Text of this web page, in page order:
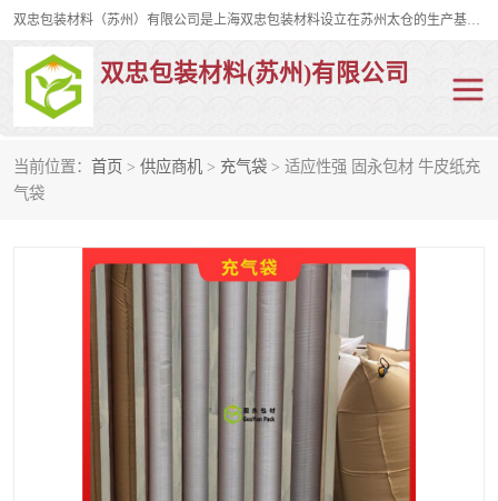
双忠包装材料（苏州）有限公司是上海双忠包装材料设立在苏州太仓的生产基地，占地约2万平米，产品主要有打孔缠绕膜，拉伸蜂窝纸，集装箱充气袋，滑托板，打包带，裹包网兜，防滑纸等箱体和托盘的运输和保护性包材。固永包材®，GooYon Pack®，是我们保护性包装材料的专属品牌。
双忠包装材料(苏州)有限公司
当前位置： 首页 > 供应商机 > 充气袋 > 适应性强 固永包材 牛皮纸充
气袋打孔缠绕膜
裹包网兜 纤维打包带
充气袋
缠绕膜
托盘裹包网兜
托盘捆绑带